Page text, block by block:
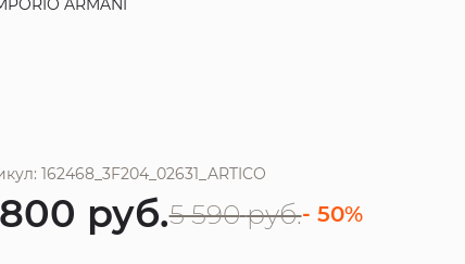
ARMANI
162468_3F204_02631_ARTICO
руб.5 590 руб.- 50%